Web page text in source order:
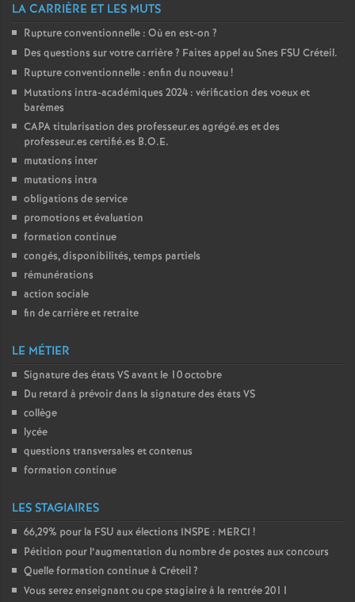
LA CARRIÈRE ET LES MUTS
Rupture conventionnelle : Où en est-on ?
Des questions sur votre carrière? Faites appel au Snes FSU Créteil.
Rupture conventionnelle : enfin du nouveau!
Mutations intra-académiques 2024 : vérification des voeux et
barèmes
CAPAtitularisation des professeur.es agrégé.es et des
professeur.es certifié.es B.O.E.
mutations inter
mutations intra
obligations de service
promotions et évaluation
formation continue
congés, disponibilités, temps partiels
rémunérations
action sociale
fin de carrière et retraite
LE MÉTIER
Signature des états VSavant le 10 octobre
Du retard à prévoir dans la signature des états VS
collège
lycée
questions transversales et contenus
formation continue
LES STAGIAIRES
66,29% pour la FSU aux élections INSPE : MERCI !
Pétition pour l’augmentation du nombre de postes aux concours
Quelle formation continue à Créteil?
Vous serez enseignant ou cpe stagiaire à la rentrée 2011